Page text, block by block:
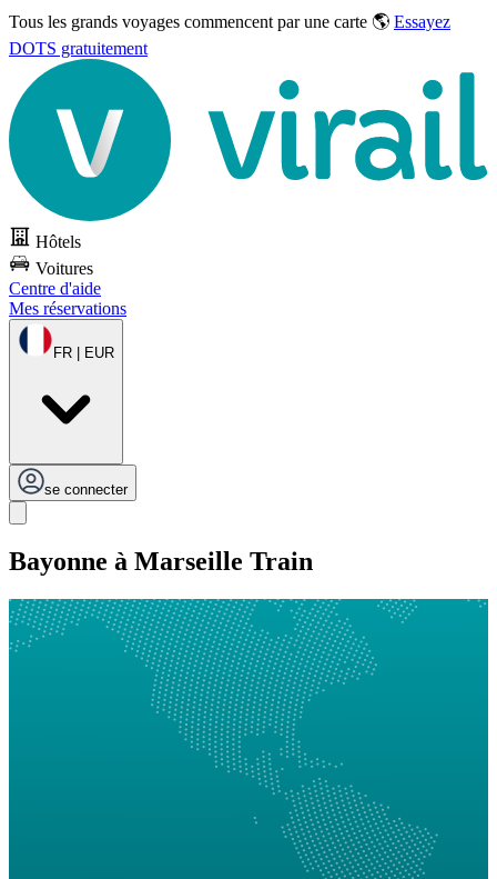
Tous les grands voyages commencent par une carte 🌎 Essayez
DOTS gratuitement
Hôtels
Voitures
Centre d'aide
Mes réservations
FR | EUR
se connecter
Bayonne à Marseille Train